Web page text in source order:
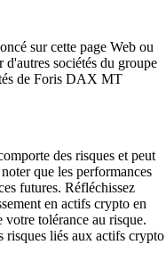
sur cette page Web ou
d'autres sociétés du groupe
de Foris DAX MT
des risques et peut
que les performances
futures. Réfléchissez
en actifs crypto en
tolérance au risque.
risques liés aux actifs crypto